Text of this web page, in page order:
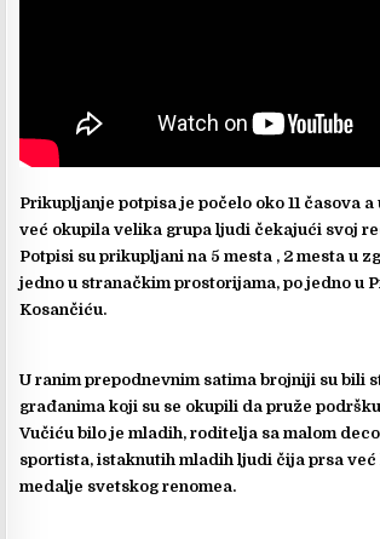
Prikupljanje potpisa je počelo oko 11 časova
već okupila velika grupa ljudi čekajući svoj
Potpisi su prikupljani na 5 mesta , 2 mesta u
jedno u stranačkim prostorijama, po jedno u
Kosančiću.
U ranim prepodnevnim satima brojniji su bili
građanima koji su se okupili da pruže
Vučiću bilo je mladih, roditelja sa malom
sportista, istaknutih mladih ljudi čija prsa već
medalje svetskog renomea.